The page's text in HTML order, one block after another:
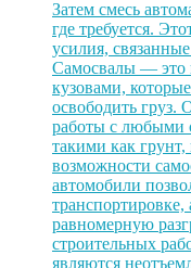
Затем смесь
где требуется.
усилия,
Самосвалы — это
кузовами,
освободить груз.
работы с любыми
такими как
возможности
автомобили
транспортировке,
равномерную
строительных
являются